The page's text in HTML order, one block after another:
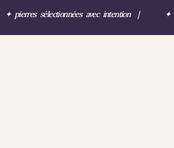
✦ pierres sélectionnées avec intention | ✦